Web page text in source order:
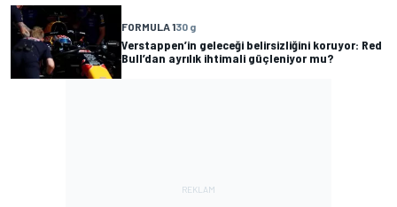
FORMULA 130 g
Verstappen’in geleceği belirsizliğini koruyor: Red
Bull’dan ayrılık ihtimali güçleniyor mu?